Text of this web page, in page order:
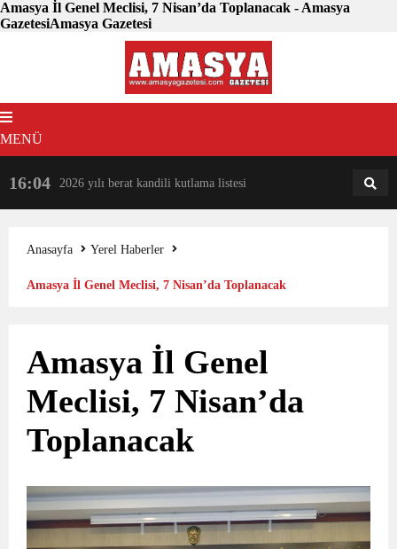
Amasya İl Genel Meclisi, 7 Nisan’da Toplanacak - Amasya
GazetesiAmasya Gazetesi
MENÜ
16:04 2026 yılı berat kandili kutlama listesi 18:31
Anasayfa
Yerel Haberler
Amasya İl Genel Meclisi, 7 Nisan’da Toplanacak
Amasya İl Genel
Meclisi, 7 Nisan’da
Toplanacak